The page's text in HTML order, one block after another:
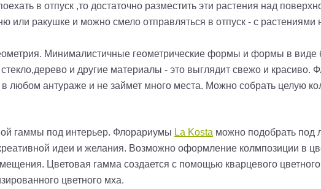
в отпуск ,то достаточно разместить эти растения над
или ракушке и можно смело отправляться в отпуск - с
Минималистичные геометрические формы и формы в виде
и другие материалы - это выглядит свежо и красиво.
любом антураже и не займет много места. Можно собрать целую
гаммы под интерьер. Флорариумы La Kosta можно подобрать под
идеи и желания. Возможно оформление колмпозиции в
Цветовая гамма создается с помощью кварцевого цветного
цветного мха.